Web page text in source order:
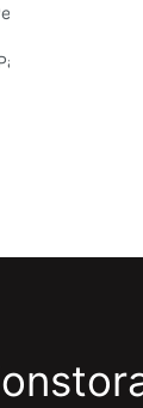
Armazéns: O